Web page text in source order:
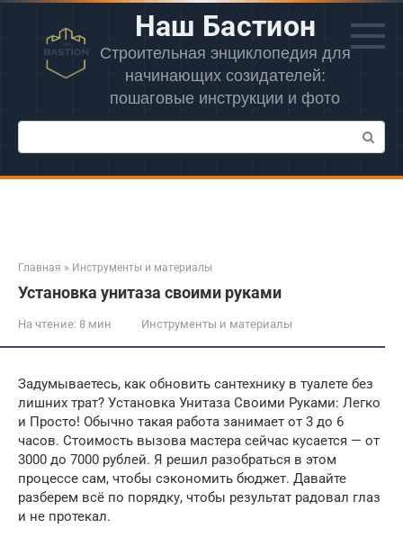
Перейти
контенту
Наш Бастион
Строительная энциклопедия для
начинающих созидателей:
пошаговые инструкции и фото
Поиск:
Главная » Инструменты и материалы
Установка унитаза своими руками
На чтение: 8 мин Инструменты и материалы
Задумываетесь, как обновить сантехнику в туалете без
лишних трат? Установка Унитаза Своими Руками: Легко
и Просто! Обычно такая работа занимает от 3 до 6
часов. Стоимость вызова мастера сейчас кусается — от
3000 до 7000 рублей. Я решил разобраться в этом
процессе сам, чтобы сэкономить бюджет. Давайте
разберем всё по порядку, чтобы результат радовал глаз
и не протекал.